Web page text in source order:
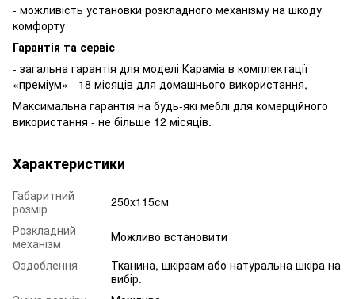
- можливість установки розкладного механізму на шкоду
комфорту
Гарантія та сервіс
- загальна гарантія для моделі Караміа в комплектації
«преміум» - 18 місяців для домашнього використання,
Максимальна гарантія на будь-які меблі для комерційного
використання - не більше 12 місяців.
Характеристики
Габаритний
розмір
250х115см
Розкладний
механізм
Можливо встановити
Оздоблення
Тканина, шкірзам або натуральна шкіра на
вибір.